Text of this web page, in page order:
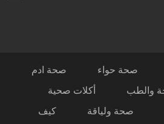
صحة حواء
صحة ادم
والطب
أكلات صحية
صحة ولياقة
كيف